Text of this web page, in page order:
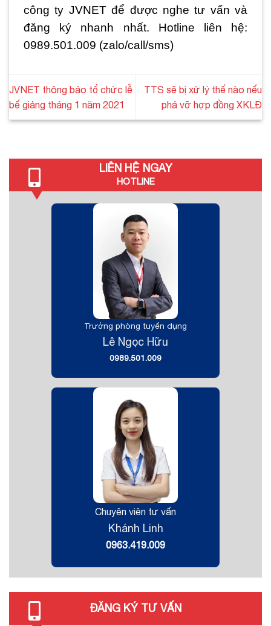
công ty JVNET để được nghe tư vấn và
đăng ký nhanh nhất. Hotline liên hệ:
0989.501.009 (zalo/call/sms)
JVNET thông báo tổ chức lễ
bế giảng tháng 1 năm 2021
TTS sẽ bị xử lý thế nào nếu
phá vỡ hợp đồng XKLĐ
LIÊN HỆ NGAY
HOTLINE
Trưởng phòng tuyển dụng
Lê Ngọc Hữu
0989.501.009
Chuyên viên tư vấn
Khánh Linh
0963.419.009
ĐĂNG KÝ TƯ VẤN